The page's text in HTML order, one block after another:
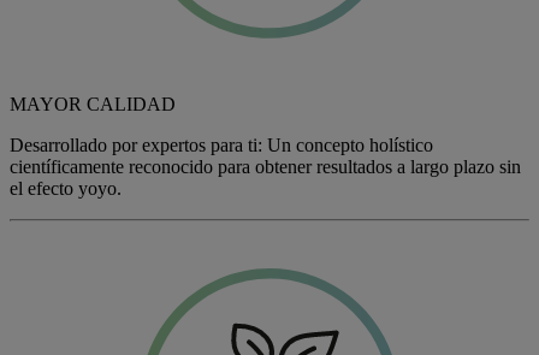
MAYOR CALIDAD
Desarrollado por expertos para ti: Un concepto holístico
científicamente reconocido para obtener resultados a largo plazo sin
el efecto yoyo.